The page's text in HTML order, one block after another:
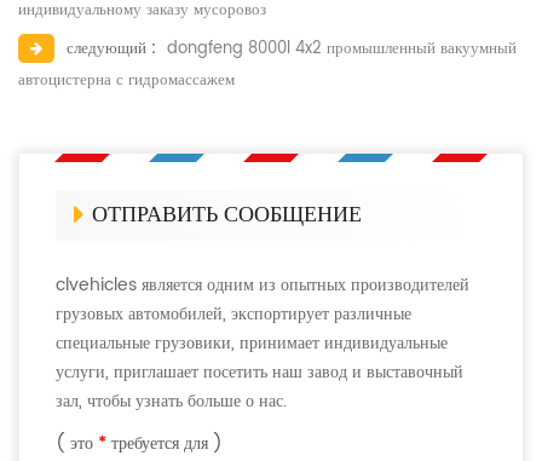
индивидуальному заказу мусоровоз
следующий : dongfeng 8000l 4x2 промышленный вакуумный
автоцистерна с гидромассажем
ОТПРАВИТЬ СООБЩЕНИЕ
clvehicles является одним из опытных производителей
грузовых автомобилей, экспортирует различные
специальные грузовики, принимает индивидуальные
услуги, приглашает посетить наш завод и выставочный
зал, чтобы узнать больше о нас.
( это * требуется для )